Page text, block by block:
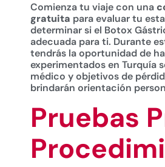
Comienza tu viaje con una
gratuita para evaluar tu
determinar si el Botox
adecuada para ti. Durante
tendrás la oportunidad de
experimentados en Turquía
médico y objetivos de
brindarán orientación
Pruebas